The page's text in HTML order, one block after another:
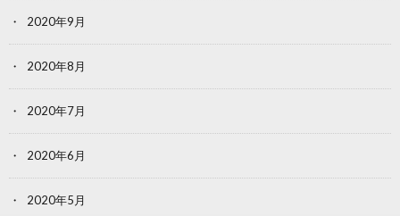
2020年9月
2020年8月
2020年7月
2020年6月
2020年5月